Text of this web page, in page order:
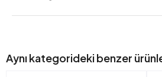
Aynı kategorideki benzer